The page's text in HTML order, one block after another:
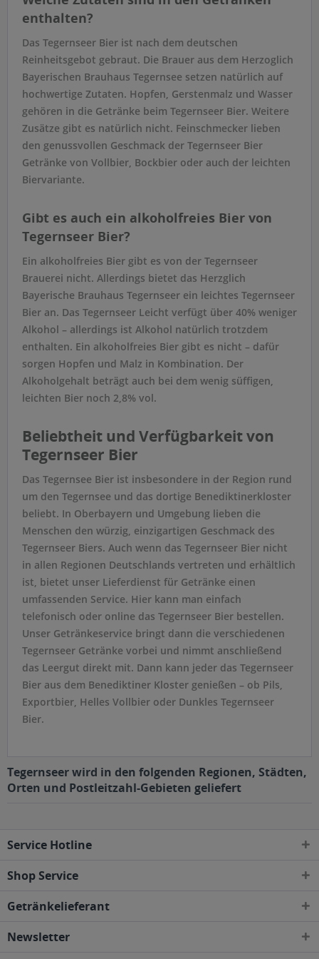
enthalten?
Das Tegernseer Bier ist nach dem deutschen
Reinheitsgebot gebraut. Die Brauer aus dem Herzoglich
Bayerischen Brauhaus Tegernsee setzen natürlich auf
hochwertige Zutaten. Hopfen, Gerstenmalz und Wasser
gehören in die Getränke beim Tegernseer Bier. Weitere
Zusätze gibt es natürlich nicht. Feinschmecker lieben
den genussvollen Geschmack der Tegernseer Bier
Getränke von Vollbier, Bockbier oder auch der leichten
Biervariante.
Gibt es auch ein alkoholfreies Bier von
Tegernseer Bier?
Ein alkoholfreies Bier gibt es von der Tegernseer
Brauerei nicht. Allerdings bietet das Herzglich
Bayerische Brauhaus Tegernseer ein leichtes Tegernseer
Bier an. Das Tegernseer Leicht verfügt über 40% weniger
Alkohol – allerdings ist Alkohol natürlich trotzdem
enthalten. Ein alkoholfreies Bier gibt es nicht – dafür
sorgen Hopfen und Malz in Kombination. Der
Alkoholgehalt beträgt auch bei dem wenig süffigen,
leichten Bier noch 2,8% vol.
Beliebtheit und Verfügbarkeit von
Tegernseer Bier
Das Tegernsee Bier ist insbesondere in der Region rund
um den Tegernsee und das dortige Benediktinerkloster
beliebt. In Oberbayern und Umgebung lieben die
Menschen den würzig, einzigartigen Geschmack des
Tegernseer Biers. Auch wenn das Tegernseer Bier nicht
in allen Regionen Deutschlands vertreten und erhältlich
ist, bietet unser Lieferdienst für Getränke einen
umfassenden Service. Hier kann man einfach
telefonisch oder online das Tegernseer Bier bestellen.
Unser Getränkeservice bringt dann die verschiedenen
Tegernseer Getränke vorbei und nimmt anschließend
das Leergut direkt mit. Dann kann jeder das Tegernseer
Bier aus dem Benediktiner Kloster genießen – ob Pils,
Exportbier, Helles Vollbier oder Dunkles Tegernseer
Bier.
Tegernseer wird in den folgenden Regionen, Städten,
Orten und Postleitzahl-Gebieten geliefert
Service Hotline
Shop Service
Getränkelieferant
Newsletter